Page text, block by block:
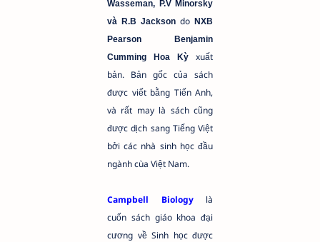
Wasseman, P.V Minorsky
và R.B Jackson do NXB
Pearson Benjamin
Cumming Hoa Kỳ
xuất
bản. Bản gốc của sách
được viết bằng Tiến Anh,
và rất may là sách cũng
được dịch sang Tiếng Việt
bởi các nhà sinh học đầu
ngành cùa Việt Nam.
Campbell Biology
là
cuốn sách giáo khoa đại
cương về Sinh học được